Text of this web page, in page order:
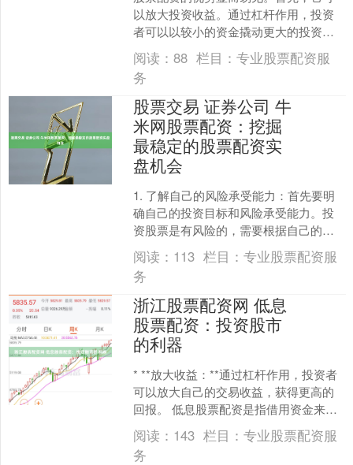
以放大投资收益。通过杠杆作用，投资
者可以以较小的资金撬动更大的投资规
模，从而获得更高的收益。其次，它可
以分散投资风险。通过将资....
阅读：88 栏目：专业股票配资服
务
股票交易 证券公司 牛
米网股票配资：挖掘
最稳定的股票配资实
盘机会
1. 了解自己的风险承受能力：首先要明
确自己的投资目标和风险承受能力。投
资股票是有风险的，需要根据自己的经
济状况和心理承受能力来确定合适的投
资策略。 牛米网是一....
阅读： 113 栏目：专业股票配资服
务
浙江股票配资网 低息
股票配资：投资股市
的利器
* **放大收益：**通过杠杆作用，投资者
可以放大自己的交易收益，获得更高的
回报。 低息股票配资是指借用资金来进
行股票投资的一种方式。与传统的融资
方式相比，低息....
阅读： 143 栏目：专业股票配资服
务